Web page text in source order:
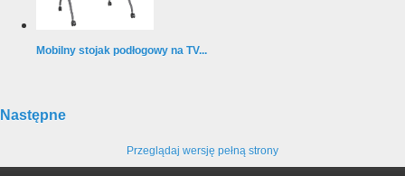
Mobilny stojak podłogowy na TV...
Następne
Przeglądaj wersję pełną strony